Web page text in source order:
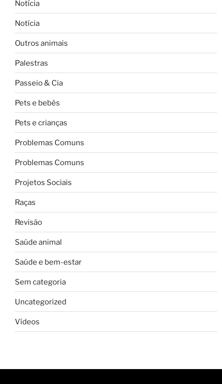
Notícia
Notícia
Outros animais
Palestras
Passeio & Cia
Pets e bebês
Pets e crianças
Problemas Comuns
Problemas Comuns
Projetos Sociais
Raças
Revisão
Saúde animal
Saúde e bem-estar
Sem categoria
Uncategorized
Vídeos